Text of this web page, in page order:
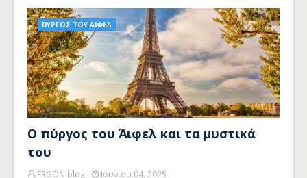
ΠΥΡΓΟΣ ΤΟΥ ΑΙΦΕΛ
Ο πύργος του Άιφελ και τα μυστικά
του
ERGON blog
Ιουνίου 04, 2025